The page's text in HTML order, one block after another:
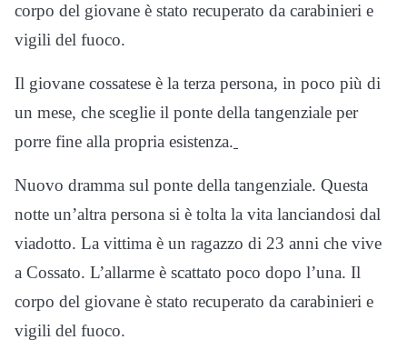
corpo del giovane è stato recuperato da carabinieri e
vigili del fuoco.
Il giovane cossatese è la terza persona, in poco più di
un mese, che sceglie il ponte della tangenziale per
porre fine alla propria esistenza.
Nuovo dramma sul ponte della tangenziale. Questa
notte un’altra persona si è tolta la vita lanciandosi dal
viadotto. La vittima è un ragazzo di 23 anni che vive
a Cossato. L’allarme è scattato poco dopo l’una. Il
corpo del giovane è stato recuperato da carabinieri e
vigili del fuoco.